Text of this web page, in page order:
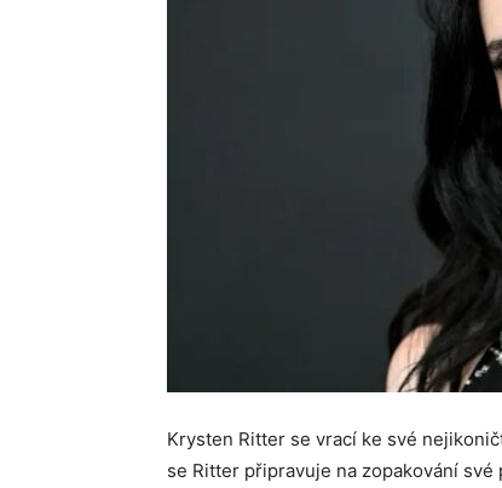
Krysten Ritter se vrací ke své
se Ritter připravuje na zopakování